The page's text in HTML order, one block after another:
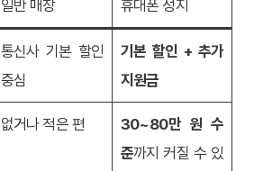
일반 매장 휴대폰 성지
통신사 기본 할인
중심
기본 할인 + 추가
지원금
없거나 적은 편
30~80만 원 수
준까지 커질 수 있